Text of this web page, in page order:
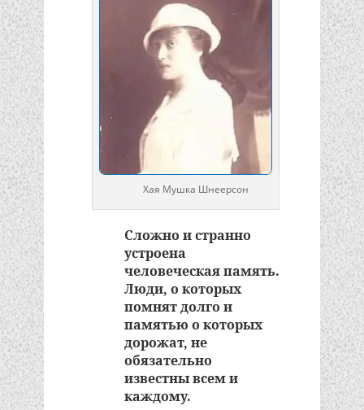
Хая Мушка Шнеерсон
Сложно и странно
устроена
человеческая память.
Люди, о которых
помнят долго и
памятью о которых
дорожат, не
обязательно
известны всем и
каждому.